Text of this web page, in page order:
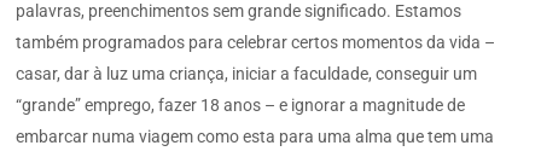
palavras, preenchimentos sem grande significado. Estamos
também programados para celebrar certos momentos da vida –
casar, dar à luz uma criança, iniciar a faculdade, conseguir um
“grande” emprego, fazer 18 anos – e ignorar a magnitude de
embarcar numa viagem como esta para uma alma que tem uma